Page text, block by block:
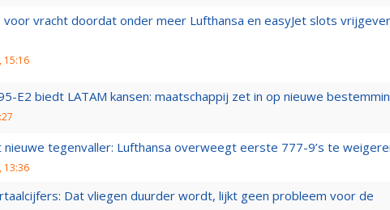
vracht doordat onder meer Lufthansa en easyJet slots
15:16
E2 biedt LATAM kansen: maatschappij zet in op nieuwe
nieuwe tegenvaller: Lufthansa overweegt eerste 777-9’s te
13:36
Dat vliegen duurder wordt, lijkt geen probleem voor de